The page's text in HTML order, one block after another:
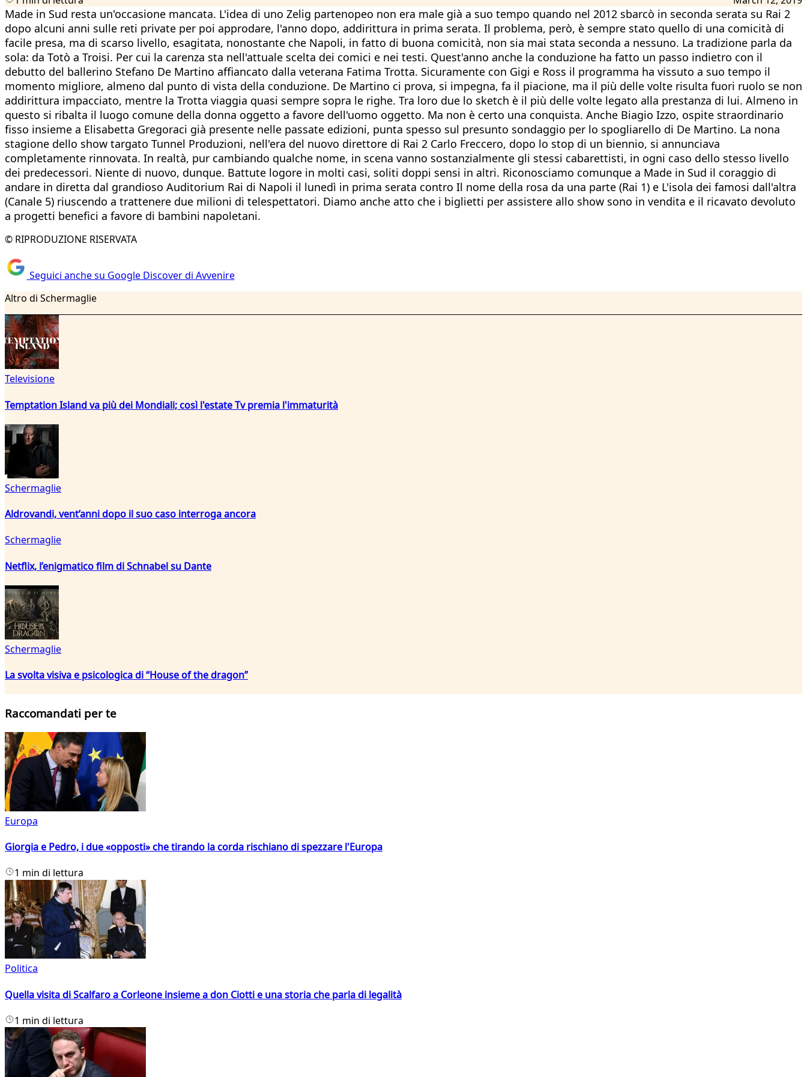
Made in Sud resta un'occasione mancata. L'idea di uno Zelig partenopeo non era male già a suo tempo quando nel 2012 sbarcò in seconda serata su Rai 2
dopo alcuni anni sulle reti private per poi approdare, l'anno dopo, addirittura in prima serata. Il problema, però, è sempre stato quello di una comicità di
facile presa, ma di scarso livello, esagitata, nonostante che Napoli, in fatto di buona comicità, non sia mai stata seconda a nessuno. La tradizione parla da
sola: da Totò a Troisi. Per cui la carenza sta nell'attuale scelta dei comici e nei testi. Quest'anno anche la conduzione ha fatto un passo indietro con il
debutto del ballerino Stefano De Martino affiancato dalla veterana Fatima Trotta. Sicuramente con Gigi e Ross il programma ha vissuto a suo tempo il
momento migliore, almeno dal punto di vista della conduzione. De Martino ci prova, si impegna, fa il piacione, ma il più delle volte risulta fuori ruolo se non
addirittura impacciato, mentre la Trotta viaggia quasi sempre sopra le righe. Tra loro due lo sketch è il più delle volte legato alla prestanza di lui. Almeno in
questo si ribalta il luogo comune della donna oggetto a favore dell'uomo oggetto. Ma non è certo una conquista. Anche Biagio Izzo, ospite straordinario
fisso insieme a Elisabetta Gregoraci già presente nelle passate edizioni, punta spesso sul presunto sondaggio per lo spogliarello di De Martino. La nona
stagione dello show targato Tunnel Produzioni, nell'era del nuovo direttore di Rai 2 Carlo Freccero, dopo lo stop di un biennio, si annunciava
completamente rinnovata. In realtà, pur cambiando qualche nome, in scena vanno sostanzialmente gli stessi cabarettisti, in ogni caso dello stesso livello
dei predecessori. Niente di nuovo, dunque. Battute logore in molti casi, soliti doppi sensi in altri. Riconosciamo comunque a Made in Sud il coraggio di
andare in diretta dal grandioso Auditorium Rai di Napoli il lunedì in prima serata contro Il nome della rosa da una parte (Rai 1) e L'isola dei famosi dall'altra
(Canale 5) riuscendo a trattenere due milioni di telespettatori. Diamo anche atto che i biglietti per assistere allo show sono in vendita e il ricavato devoluto
a progetti benefici a favore di bambini napoletani.
© RIPRODUZIONE RISERVATA
Seguici anche su Google Discover di Avvenire
Altro di Schermaglie
Televisione
Temptation Island va più dei Mondiali; così l'estate Tv premia l'immaturità
Schermaglie
Aldrovandi, vent’anni dopo il suo caso interroga ancora
Schermaglie
Netflix, l’enigmatico film di Schnabel su Dante
Schermaglie
La svolta visiva e psicologica di “House of the dragon”
Raccomandati per te
Europa
Giorgia e Pedro, i due «opposti» che tirando la corda rischiano di spezzare l'Europa
1 min di lettura
Politica
Quella visita di Scalfaro a Corleone insieme a don Ciotti e una storia che parla di legalità
1 min di lettura